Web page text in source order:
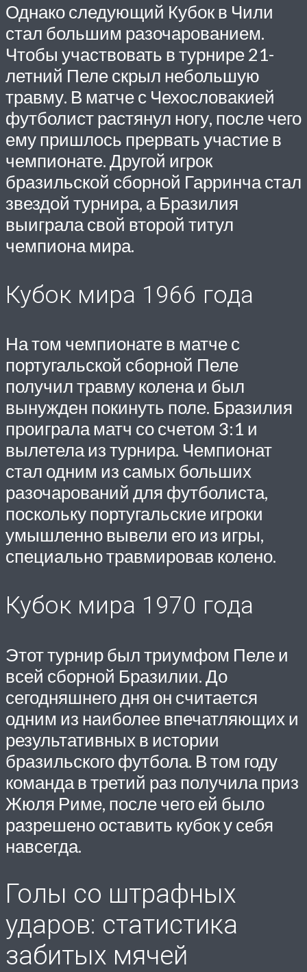
Однако следующий Кубок в Чили
стал большим разочарованием.
Чтобы участвовать в турнире 21-
летний Пеле скрыл небольшую
травму. В матче с Чехословакией
футболист растянул ногу, после чего
ему пришлось прервать участие в
чемпионате. Другой игрок
бразильской сборной Гарринча стал
звездой турнира, а Бразилия
выиграла свой второй титул
чемпиона мира.
Кубок мира 1966 года
На том чемпионате в матче с
португальской сборной Пеле
получил травму колена и был
вынужден покинуть поле. Бразилия
проиграла матч со счетом 3:1 и
вылетела из турнира. Чемпионат
стал одним из самых больших
разочарований для футболиста,
поскольку португальские игроки
умышленно вывели его из игры,
специально травмировав колено.
Кубок мира 1970 года
Этот турнир был триумфом Пеле и
всей сборной Бразилии. До
сегодняшнего дня он считается
одним из наиболее впечатляющих и
результативных в истории
бразильского футбола. В том году
команда в третий раз получила приз
Жюля Риме, после чего ей было
разрешено оставить кубок у себя
навсегда.
Голы со штрафных
ударов: статистика
забитых мячей